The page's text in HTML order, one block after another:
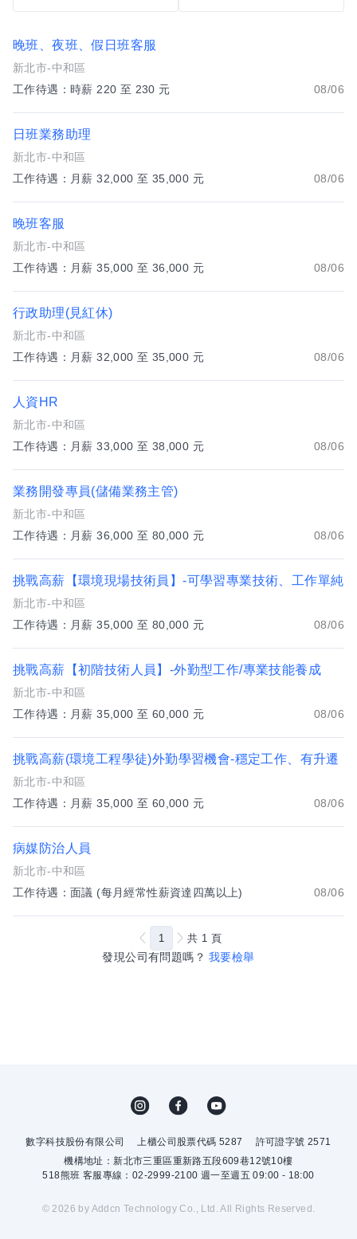
晚班、夜班、假日班客服
新北市-中和區
工作待遇：時薪 220 至 230 元
08/06
日班業務助理
新北市-中和區
工作待遇：月薪 32,000 至 35,000 元
08/06
晚班客服
新北市-中和區
工作待遇：月薪 35,000 至 36,000 元
08/06
行政助理(見紅休)
新北市-中和區
工作待遇：月薪 32,000 至 35,000 元
08/06
人資HR
新北市-中和區
工作待遇：月薪 33,000 至 38,000 元
08/06
業務開發專員(儲備業務主管)
新北市-中和區
工作待遇：月薪 36,000 至 80,000 元
08/06
挑戰高薪【環境現場技術員】-可學習專業技術、工作單純
新北市-中和區
工作待遇：月薪 35,000 至 80,000 元
08/06
挑戰高薪【初階技術人員】-外勤型工作/專業技能養成
新北市-中和區
工作待遇：月薪 35,000 至 60,000 元
08/06
挑戰高薪(環境工程學徒)外勤學習機會-穩定工作、有升遷
新北市-中和區
工作待遇：月薪 35,000 至 60,000 元
08/06
病媒防治人員
新北市-中和區
工作待遇：面議 (每月經常性薪資達四萬以上)
08/06
發現公司有問題嗎？ 我要檢舉
1 共 1 頁
數字科技股份有限公司 上櫃公司股票代碼 5287
許可證字號 2571
機構地址：新北市三重區重新路五段609巷12號10樓
518熊班 客服專線：02-2999-2100 週一至週五 09:00 - 18:00
© 2026 by Addcn Technology Co., Ltd. All Rights Reserved.